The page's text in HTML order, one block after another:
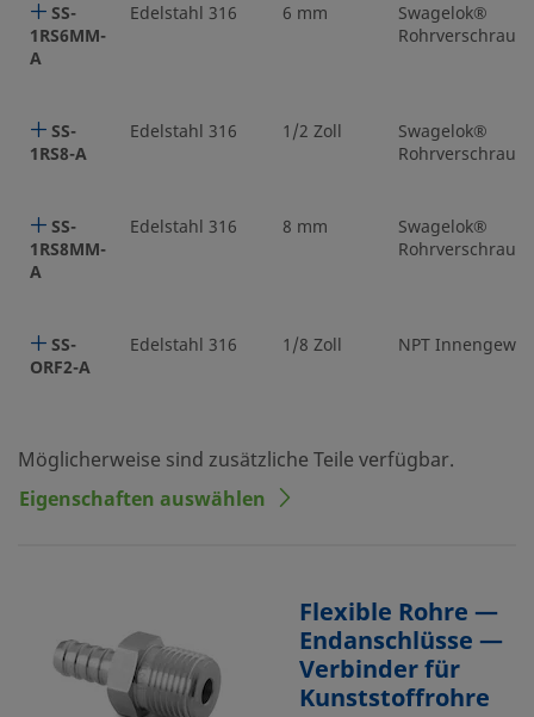
SS-
1RS6MM-
A
Edelstahl 316 6 mm
Swagelok®
SS-
1RS8-A
Edelstahl 316 1/2 Zoll
Swagelok®
SS-
1RS8MM-
A
Edelstahl 316 8 mm
Swagelok®
SS-
ORF2-A
Edelstahl 316 1/8 Zoll NPT
Möglicherweise sind zusätzliche Teile verfügbar.
Eigenschaften auswählen
Flexible Rohre —
Endanschlüsse —
Verbinder für
Kunststoffrohre